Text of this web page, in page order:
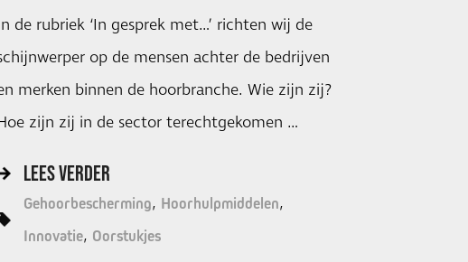
de rubriek ‘In gesprek met…’ richten wij de
op de mensen achter de bedrijven
merken binnen de hoorbranche. Wie zijn zij?
zijn zij in de sector terechtgekomen …
LEES VERDER
Gehoorbescherming Hoorhulpmiddelen
Innovatie Oorstukjes